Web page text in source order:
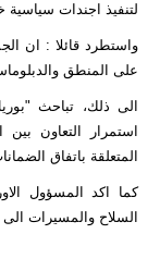
لتنفيذ اجندات سياسية
واستطرد قائلا : ان
على المنطق
الى ذلك، تباحث
استمرار التعاون بين
المتعلقة باتفاق
كما اكد المسؤول
السلاح والمسيرات